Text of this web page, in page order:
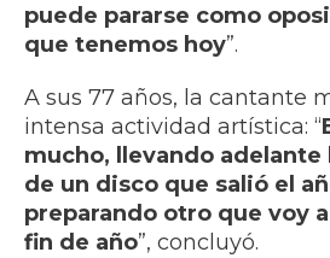
puede pararse como
que tenemos hoy”.
A sus 77 años, la cantante
intensa actividad artística: “
mucho, llevando adelante
de un disco que salió el
preparando otro que voy
fin de año”, concluyó.